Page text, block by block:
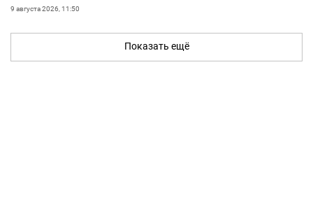
9 августа 2026, 11:50
Показать ещё